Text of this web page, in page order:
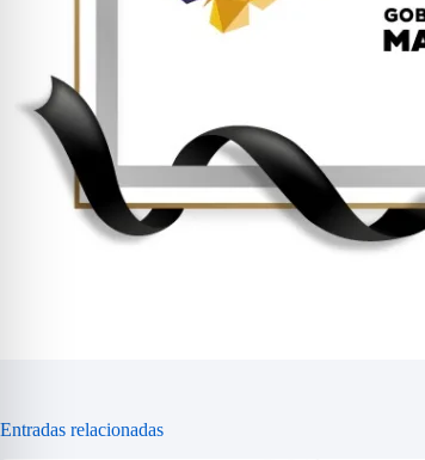
Entradas relacionadas